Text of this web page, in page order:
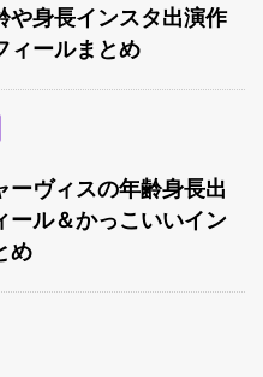
や身長インスタ出演作
ィールまとめ
ーヴィスの年齢身長出
ール＆かっこいいイン
め